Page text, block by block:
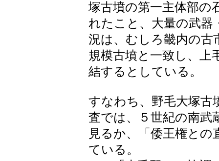
塚古墳の第一主体部の
れたこと、大量の武器
況は、むしろ畿内の古
規模古墳と一致し、上
結するとしている。
すなわち、野毛大塚古
査では、５世紀の南武
見るか、「倭王権と
ている。